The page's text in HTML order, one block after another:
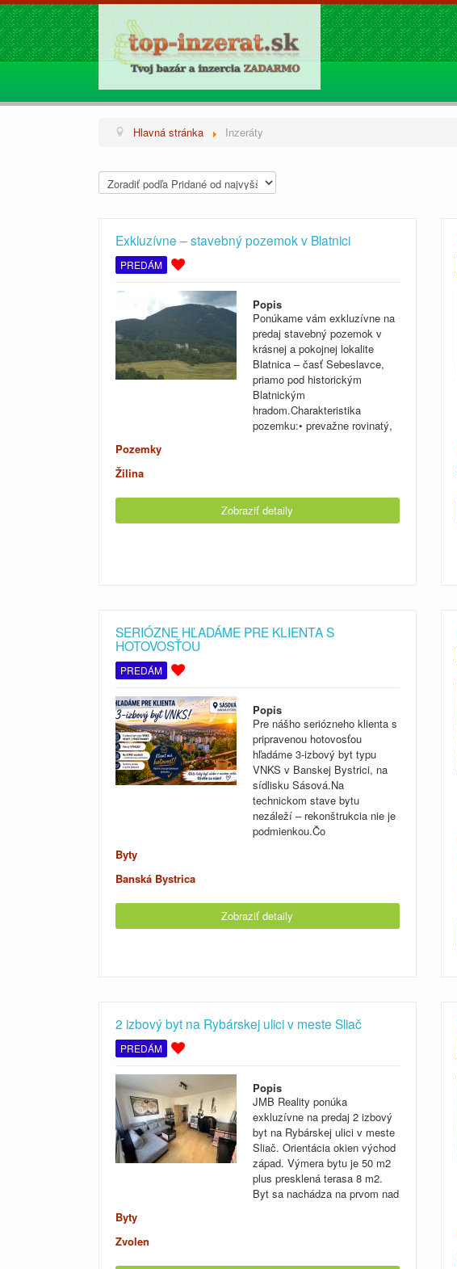
Hlavná stránka Inzeráty
Exkluzívne – stavebný pozemok v Blatnici
PREDÁM
Popis
Ponúkame vám exkluzívne na
predaj stavebný pozemok v
krásnej a pokojnej lokalite
Blatnica – časť Sebeslavce,
priamo pod historickým
Blatnickým
hradom.Charakteristika
pozemku:• prevažne rovinatý,
Pozemky
Žilina
Zobraziť detaily
SERIÓZNE HĽADÁME PRE KLIENTA S
HOTOVOSŤOU
PREDÁM
Popis
Pre nášho seriózneho klienta s
pripravenou hotovosťou
hľadáme 3-izbový byt typu
VNKS v Banskej Bystrici, na
sídlisku Sásová.Na
technickom stave bytu
nezáleží – rekonštrukcia nie je
podmienkou.Čo
Byty
Banská Bystrica
Zobraziť detaily
2 izbový byt na Rybárskej ulici v meste Sliač
PREDÁM
Popis
JMB Reality ponúka
exkluzívne na predaj 2 izbový
byt na Rybárskej ulici v meste
Sliač. Orientácia okien východ
západ. Výmera bytu je 50 m2
plus presklená terasa 8 m2.
Byt sa nachádza na prvom nad
Byty
Zvolen